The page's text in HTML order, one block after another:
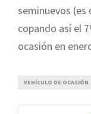
seminuevos (es
copando así el
ocasión en
VEHÍCULO DE OCASIÓN